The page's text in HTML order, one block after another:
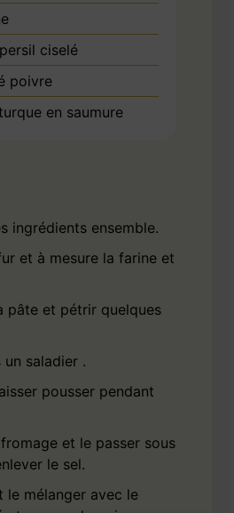
ciselé
poivre
en saumure
ingrédients ensemble.
et à mesure la farine et
pâte et pétrir quelques
un saladier .
pousser pendant
et le passer sous
le sel.
le mélanger avec le